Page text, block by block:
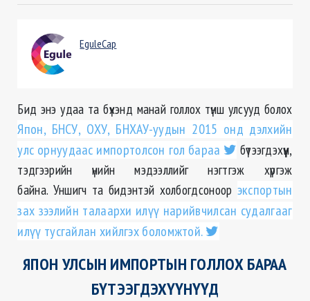
EguleCap
Бид энэ удаа та бүхэнд манай голлох түнш улсууд болох
Япон, БНСУ, ОХУ, БНХАУ-уудын 2015 онд дэлхийн
улс орнуудаас импортолсон гол бараа
бүтээгдэхүүн,
тэдгээрийн үнийн мэдээллийг нэгтгэж хүргэж
байна. Уншигч та бидэнтэй холбогдсоноор экспортын
зах зээлийн талаархи илүү нарийвчилсан судалгааг
илүү тусгайлан хийлгэх боломжтой.
ЯПОН УЛСЫН ИМПОРТЫН ГОЛЛОХ БАРАА
БҮТЭЭГДЭХҮҮНҮҮД